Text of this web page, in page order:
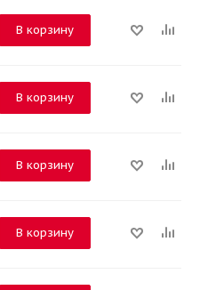
В корзину
В корзину
В корзину
В корзину